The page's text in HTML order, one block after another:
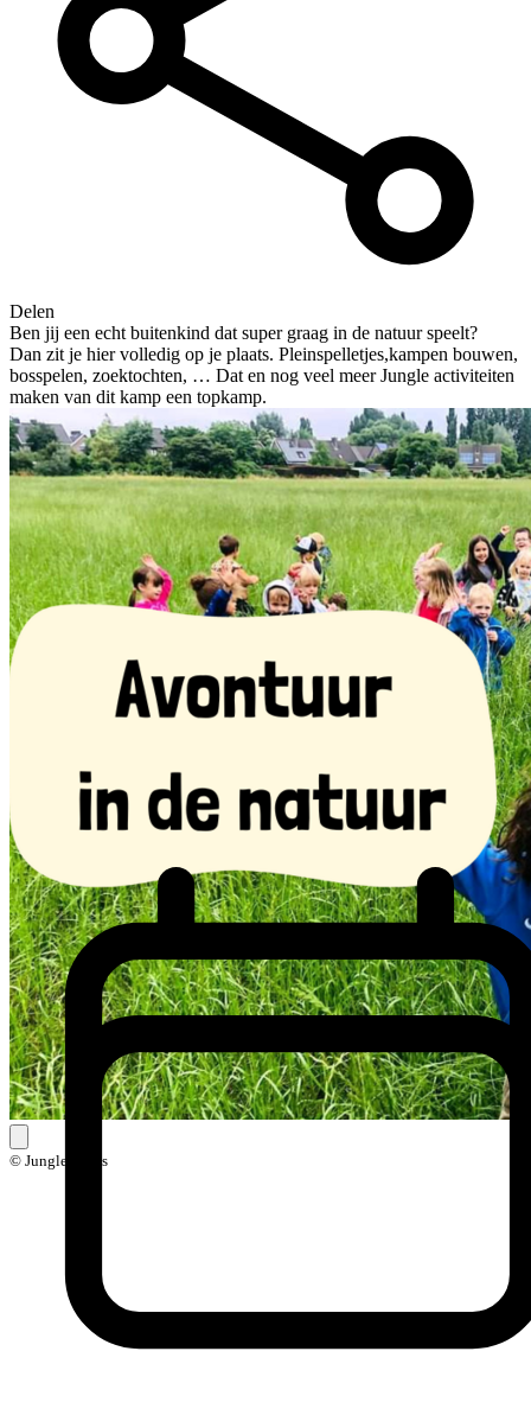
Delen
Ben jij een echt buitenkind dat super graag in de natuur speelt?
Dan zit je hier volledig op je plaats. Pleinspelletjes,kampen bouwen,
bosspelen, zoektochten, … Dat en nog veel meer Jungle activiteiten
maken van dit kamp een topkamp.
© Jungle Skills